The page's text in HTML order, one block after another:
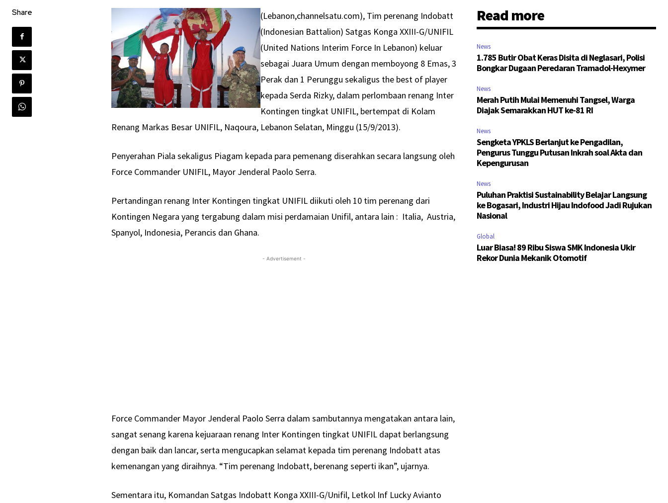
Share
(Lebanon,channelsatu.com), Tim perenang Indobatt
(Indonesian Battalion) Satgas Konga XXIII-G/UNIFIL
(United Nations Interim Force In Lebanon) keluar
sebagai Juara Umum dengan memboyong 8 Emas, 3
Perak dan 1 Perunggu sekaligus the best of player
kepada Serda Rizky, dalam perlombaan renang Inter
Kontingen tingkat UNIFIL, bertempat di Kolam
Renang Markas Besar UNIFIL, Naqoura, Lebanon Selatan, Minggu (15/9/2013).
Penyerahan Piala sekaligus Piagam kepada para pemenang diserahkan secara langsung oleh
Force Commander UNIFIL, Mayor Jenderal Paolo Serra.
Pertandingan renang Inter Kontingen tingkat UNIFIL diikuti oleh 10 tim perenang dari
Kontingen Negara yang tergabung dalam misi perdamaian Unifil, antara lain : Italia, Austria,
Spanyol, Indonesia, Perancis dan Ghana.
- Advertisement -
Force Commander Mayor Jenderal Paolo Serra dalam sambutannya mengatakan antara lain,
sangat senang karena kejuaraan renang Inter Kontingen tingkat UNIFIL dapat berlangsung
dengan baik dan lancar, serta mengucapkan selamat kepada tim perenang Indobatt atas
kemenangan yang diraihnya. “Tim perenang Indobatt, berenang seperti ikan”, ujarnya.
Sementara itu, Komandan Satgas Indobatt Konga XXIII-G/Unifil, Letkol Inf Lucky Avianto
Read more
News
1.785 Butir Obat Keras Disita di Neglasari, Polisi
Bongkar Dugaan Peredaran Tramadol-Hexymer
News
Merah Putih Mulai Memenuhi Tangsel, Warga
Diajak Semarakkan HUT ke-81 RI
News
Sengketa YPKLS Berlanjut ke Pengadilan,
Pengurus Tunggu Putusan Inkrah soal Akta dan
Kepengurusan
News
Puluhan Praktisi Sustainability Belajar Langsung
ke Bogasari, Industri Hijau Indofood Jadi Rujukan
Nasional
Global
Luar Biasa! 89 Ribu Siswa SMK Indonesia Ukir
Rekor Dunia Mekanik Otomotif